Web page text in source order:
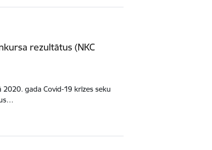
rezultātus (NKC
gada Covid-19 krīzes seku